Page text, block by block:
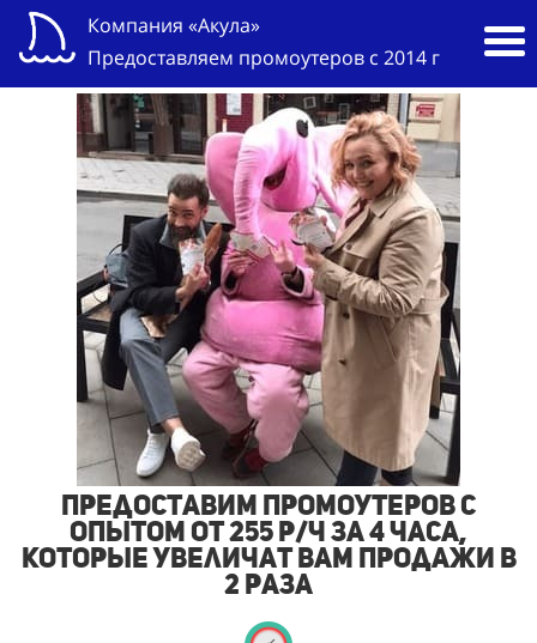
Компания «Акула»
Предоставляем промоутеров с 2014 г
Предоставим промоутеров с
опытом от 255 р/ч за 4 часа,
которые увеличат Вам продажи в
2 раза